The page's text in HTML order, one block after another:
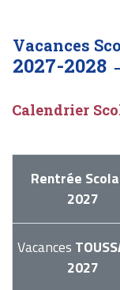
Vacances
2027-2028
Calendrier
Rentrée
2027
Vacances
2027